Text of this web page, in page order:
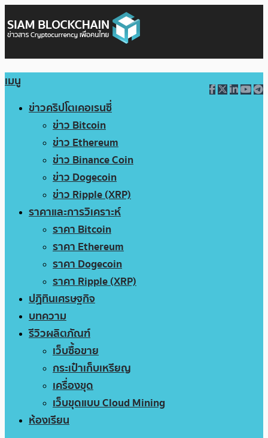
เมนู
ข่าวคริปโตเคอเรนซี่
ข่าว Bitcoin
ข่าว Ethereum
ข่าว Binance Coin
ข่าว Dogecoin
ข่าว Ripple (XRP)
ราคาและการวิเคราะห์
ราคา Bitcoin
ราคา Ethereum
ราคา Dogecoin
ราคา Ripple (XRP)
ปฏิทินเศรษฐกิจ
บทความ
รีวิวผลิตภัณฑ์
เว็บซื้อขาย
กระเป๋าเก็บเหรียญ
เครื่องขุด
เว็บขุดแบบ Cloud Mining
ห้องเรียน